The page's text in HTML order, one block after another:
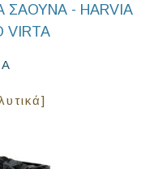
- HARVIA